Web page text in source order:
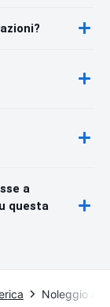
a
questa
Noleggio